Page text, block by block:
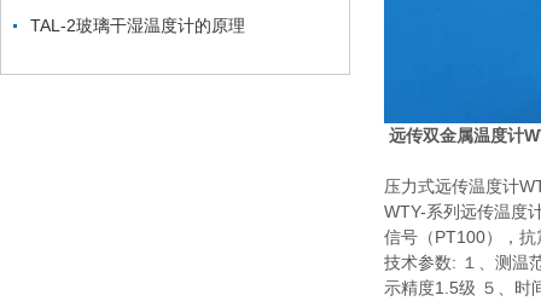
TAL-2玻璃干湿温度计的原理
远传双金属温度计
压力式远传温度计
WTY-系列远传温度
信号（PT100），
技术参数: １、
示精度1.5级 ５